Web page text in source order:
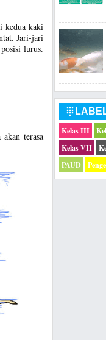
kedua kaki
Jari-jari
lurus.
terasa

Kelas III
Kelas VII
PAUD